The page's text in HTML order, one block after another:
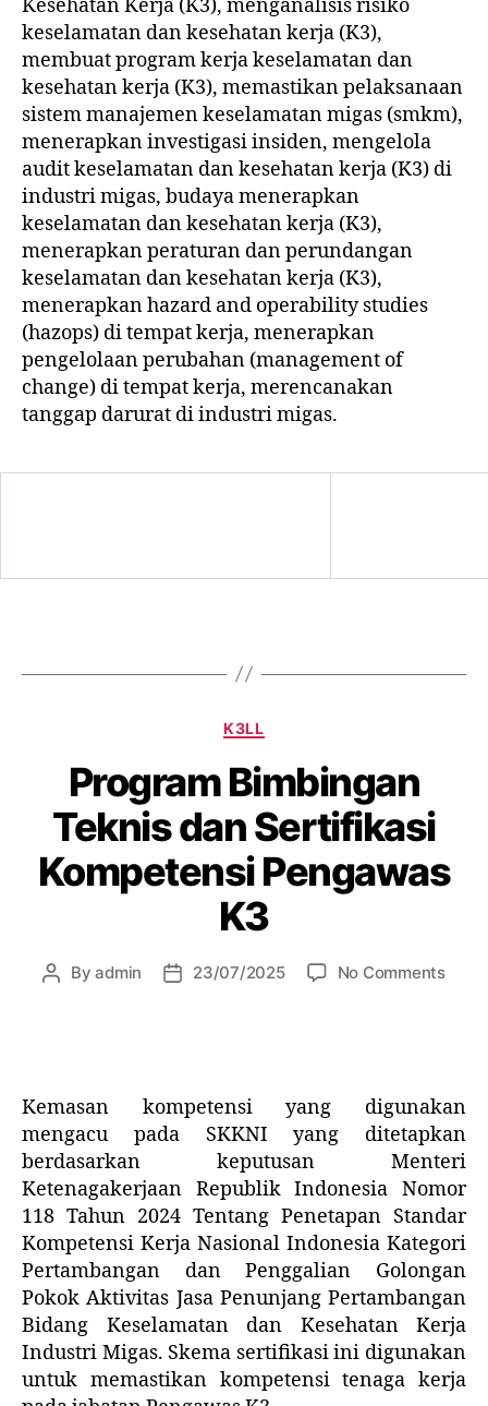
Kesehatan Kerja (K3), menganalisis risiko
keselamatan dan kesehatan kerja (K3),
membuat program kerja keselamatan dan
kesehatan kerja (K3), memastikan pelaksanaan
sistem manajemen keselamatan migas (smkm),
menerapkan investigasi insiden, mengelola
audit keselamatan dan kesehatan kerja (K3) di
industri migas, budaya menerapkan
keselamatan dan kesehatan kerja (K3),
menerapkan peraturan dan perundangan
keselamatan dan kesehatan kerja (K3),
menerapkan hazard and operability studies
(hazops) di tempat kerja, menerapkan
pengelolaan perubahan (management of
change) di tempat kerja, merencanakan
tanggap darurat di industri migas.
K3LL
Program Bimbingan
Teknis dan Sertifikasi
Kompetensi Pengawas
K3
Byadmin 23/07/2025 No Comments
Kemasan kompetensi yang digunakan
mengacu pada SKKNI yang ditetapkan
berdasarkan keputusan Menteri
Ketenagakerjaan Republik Indonesia Nomor
118 Tahun 2024 Tentang Penetapan Standar
Kompetensi Kerja Nasional Indonesia Kategori
Pertambangan dan Penggalian Golongan
Pokok Aktivitas Jasa Penunjang Pertambangan
Bidang Keselamatan dan Kesehatan Kerja
Industri Migas. Skema sertifikasi ini digunakan
untuk memastikan kompetensi tenaga kerja